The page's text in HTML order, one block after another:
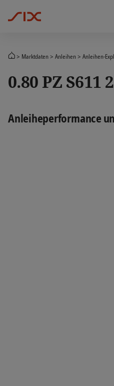
Marktdaten Anleihen Anleihen-
0.80 PZ S611
Anleiheperformance